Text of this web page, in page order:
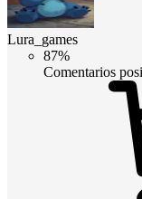
Lura_games
87%
Comentarios